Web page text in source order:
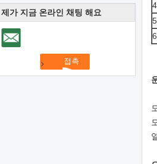
제가 지금 온라인 채팅 해요
4.
5.
6.